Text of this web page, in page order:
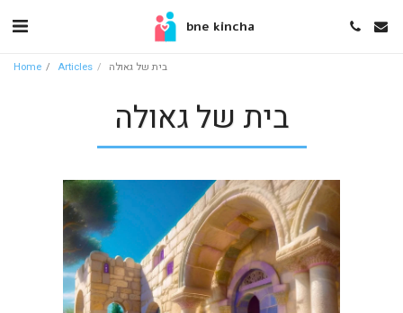
bne kincha
Home Articles בית של גאולה
בית של גאולה